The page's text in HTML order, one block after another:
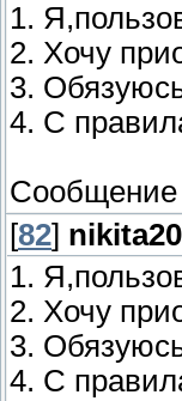
1.
2. Хочу
3.
4. С
Сообщение
[82]
1.
2. Хочу
3.
4. С